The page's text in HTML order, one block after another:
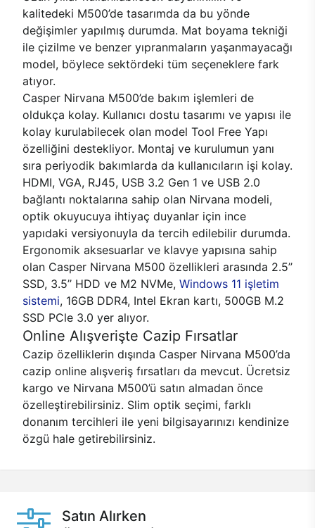
kalitedeki M500’de tasarımda da bu yönde
değişimler yapılmış durumda. Mat boyama tekniği
ile çizilme ve benzer yıpranmaların yaşanmayacağı
model, böylece sektördeki tüm seçeneklere fark
atıyor.
Casper Nirvana M500’de bakım işlemleri de
oldukça kolay. Kullanıcı dostu tasarımı ve yapısı ile
kolay kurulabilecek olan model Tool Free Yapı
özelliğini destekliyor. Montaj ve kurulumun yanı
sıra periyodik bakımlarda da kullanıcıların işi kolay.
HDMI, VGA, RJ45, USB 3.2 Gen 1 ve USB 2.0
bağlantı noktalarına sahip olan Nirvana modeli,
optik okuyucuya ihtiyaç duyanlar için ince
yapıdaki versiyonuyla da tercih edilebilir durumda.
Ergonomik aksesuarlar ve klavye yapısına sahip
olan Casper Nirvana M500 özellikleri arasında 2.5’’
SSD, 3.5’’ HDD ve M2 NVMe, Windows 11 işletim
sistemi, 16GB DDR4, Intel Ekran kartı, 500GB M.2
SSD PCle 3.0 yer alıyor.
Online Alışverişte Cazip Fırsatlar
Cazip özelliklerin dışında Casper Nirvana M500’da
cazip online alışveriş fırsatları da mevcut. Ücretsiz
kargo ve Nirvana M500’ü satın almadan önce
özelleştirebilirsiniz. Slim optik seçimi, farklı
donanım tercihleri ile yeni bilgisayarınızı kendinize
özgü hale getirebilirsiniz.
Satın Alırken